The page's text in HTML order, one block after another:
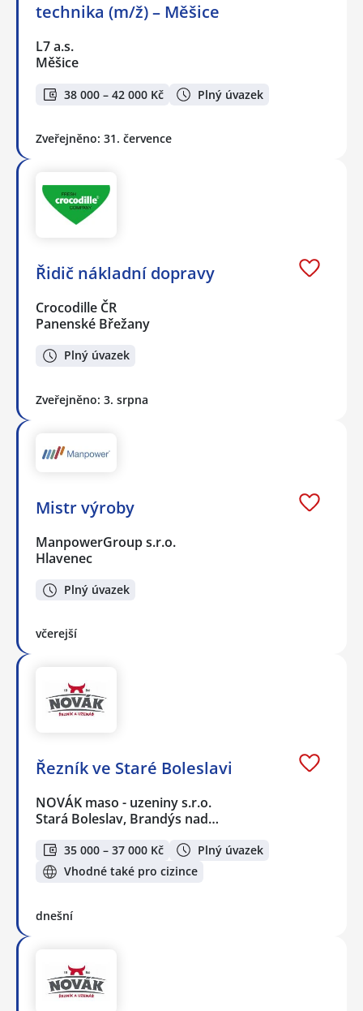
technika (m/ž) – Měšice
L7 a.s.
Měšice
38 000 – 42 000 Kč Plný úvazek
Zveřejněno: 31. července
Řidič nákladní dopravy
Crocodille ČR
Panenské Břežany
Plný úvazek
Zveřejněno: 3. srpna
Mistr výroby
ManpowerGroup s.r.o.
Hlavenec
Plný úvazek
včerejší
Řezník ve Staré Boleslavi
NOVÁK maso - uzeniny s.r.o.
Stará Boleslav, Brandýs nad…
35 000 – 37 000 Kč
Plný úvazek
Vhodné také pro cizince
dnešní